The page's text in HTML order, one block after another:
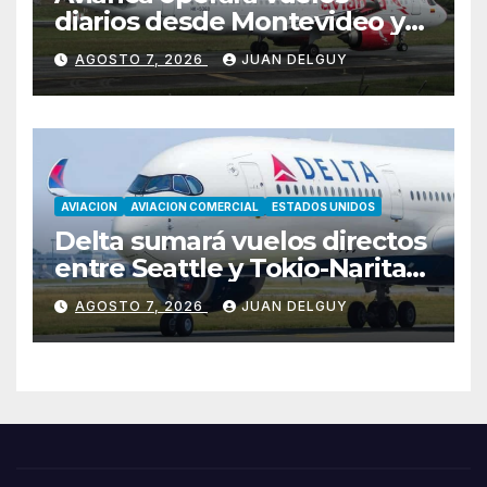
diarios desde Montevideo y
Asunción hacia Bogotá
AGOSTO 7, 2026 JUAN DELGUY
AVIACION AVIACION COMERCIAL ESTADOS UNIDOS
Delta sumará vuelos directos
entre Seattle y Tokio-Narita
desde marzo de 2027
AGOSTO 7, 2026 JUAN DELGUY